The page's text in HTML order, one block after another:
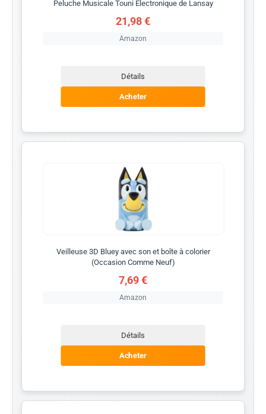
Peluche Musicale Touni Électronique de Lansay
21,98 €
Amazon
Détails
Acheter
Veilleuse 3D Bluey avec son et boîte à colorier
(Occasion Comme Neuf)
7,69 €
Amazon
Détails
Acheter